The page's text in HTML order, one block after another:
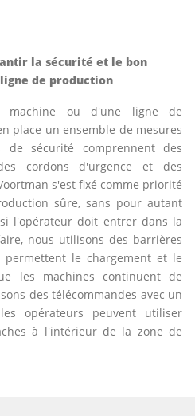
la sécurité et le bon
de production
machine ou d'une ligne de
place un ensemble de mesures
de sécurité comprennent des
cordons d'urgence et des
s'est fixé comme priorité
sûre, sans pour autant
l'opérateur doit entrer dans la
nous utilisons des barrières
le chargement et le
les machines continuent de
des télécommandes avec un
opérateurs peuvent utiliser
à l'intérieur de la zone de